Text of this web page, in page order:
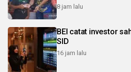
8 jam lalu
BEI catat investor
SID
16 jam lalu